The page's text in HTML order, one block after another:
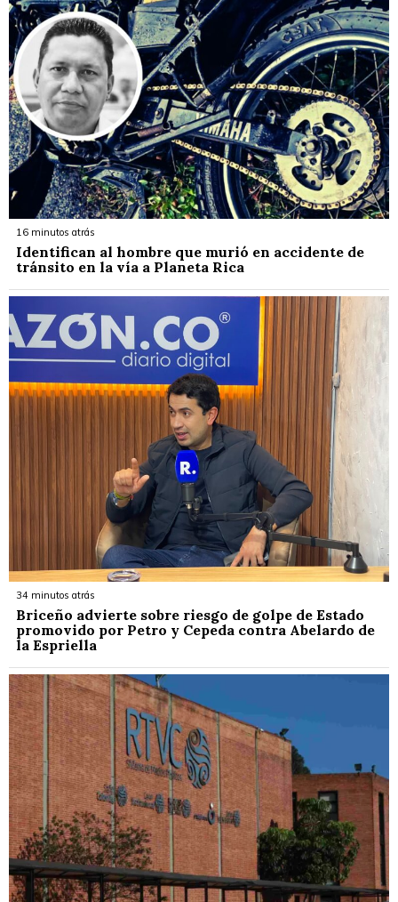
16 minutos atrás
Identifican al hombre que murió en accidente de
tránsito en la vía a Planeta Rica
34 minutos atrás
Briceño advierte sobre riesgo de golpe de Estado
promovido por Petro y Cepeda contra Abelardo de
la Espriella